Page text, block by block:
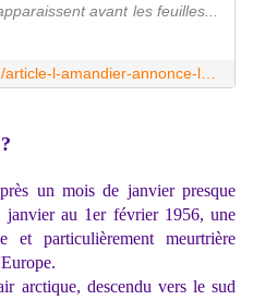
avant les feuilles...
un mois de janvier presque
au 1er février 1956, une
et particulièrement meurtrière
arctique, descendu vers le sud